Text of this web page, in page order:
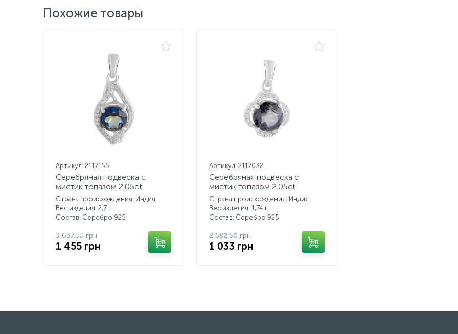
Похожие товары
Артикул: 2117155
Серебряная подвеска с
мистик топазом 2.05ct
Страна происхождения: Индия
Вес изделия: 2,7 г.
Состав: Серебро 925
3 637.50 грн
1 455 грн
Артикул: 2117032
Серебряная подвеска с
мистик топазом 2.05ct
Страна происхождения: Индия
Вес изделия: 1,74 г.
Состав: Серебро 925
2 582.50 грн
1 033 грн